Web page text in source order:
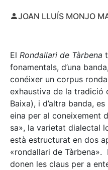
JOAN LLUÍS MONJO
El Rondallari de Tàrbena
fonamentals, d’una
conéixer un corpus
exhaustiva de la tradició
Baixa), i d’altra banda,
eina per al coneixement
sa», la varietat dialectal
està estructurat en dos
«rondallari de Tàrbena».
donen les claus per a